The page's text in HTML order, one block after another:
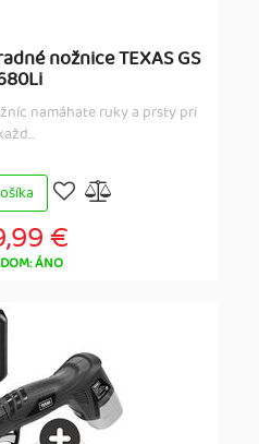
nožnice TEXAS GS
namáhate ruky a prsty pri
€
ÁNO